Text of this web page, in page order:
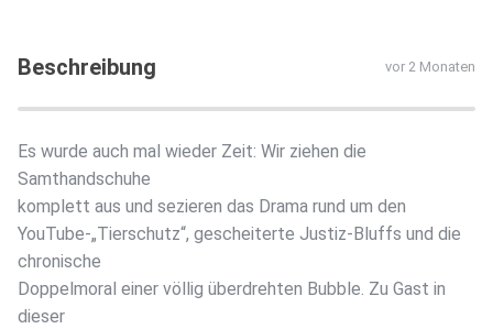
Beschreibung vor 2 Monaten
Es wurde auch mal wieder Zeit: Wir ziehen die
Samthandschuhe
komplett aus und sezieren das Drama rund um den
YouTube-„Tierschutz“, gescheiterte Justiz-Bluffs und die
chronische
Doppelmoral einer völlig überdrehten Bubble. Zu Gast in
dieser